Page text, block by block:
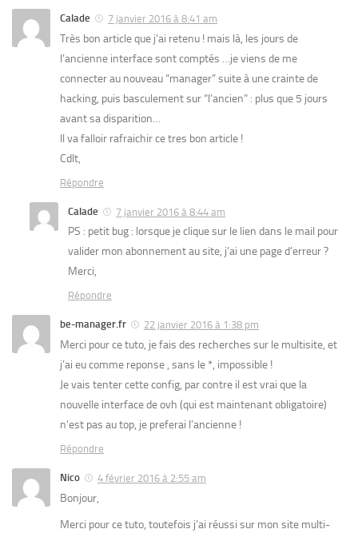
Calade 7 janvier 2016 à 8:41 am
Très bon article que j’ai retenu ! mais là, les jours de
l’ancienne interface sont comptés …je viens de me
connecter au nouveau “manager” suite à une crainte de
hacking, puis basculement sur “l’ancien” : plus que 5 jours
avant sa disparition…
Il va falloir rafraichir ce tres bon article !
Cdlt,
Répondre
Calade 7 janvier 2016 à 8:44 am
PS : petit bug : lorsque je clique sur le lien dans le mail pour
valider mon abonnement au site, j’ai une page d’erreur ?
Merci,
Répondre
be-manager.fr 22 janvier 2016 à 1:38 pm
Merci pour ce tuto, je fais des recherches sur le multisite, et
j’ai eu comme reponse , sans le *, impossible !
Je vais tenter cette config, par contre il est vrai que la
nouvelle interface de ovh (qui est maintenant obligatoire)
n’est pas au top, je preferai l’ancienne !
Répondre
Nico 4 février 2016 à 2:55 am
Bonjour,
Merci pour ce tuto, toutefois j’ai réussi sur mon site multi-